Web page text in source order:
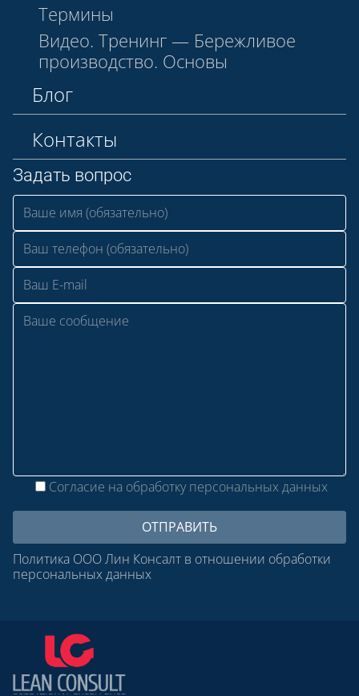
Термины
Видео. Тренинг — Бережливое
производство. Основы
Блог
Контакты
Задать вопрос
Согласие на обработку персональных данных
Политика ООО Лин Консалт в отношении обработки
персональных данных